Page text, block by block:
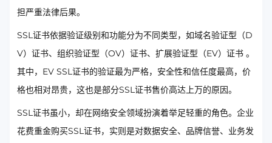
担严重法律后果。
SSL证书依据验证级别和功能分为不同类型，如域名验证型（D
V）证书、组织验证型（OV）证书、扩展验证型（EV）证书 。
其中，EV SSL证书的验证最为严格，安全性和信任度最高，价
格也相对昂贵，这也是部分SSL证书售价高达上万的原因。
SSL证书虽小，却在网络安全领域扮演着举足轻重的角色。企业
花费重金购买SSL证书，实则是对数据安全、品牌信誉、业务发